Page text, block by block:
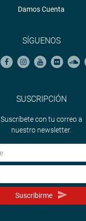
Damos Cuenta
SÍGUENOS
SUSCRIPCIÓN
Suscríbete con tu correo a
nuestro newsletter.
Suscribirme